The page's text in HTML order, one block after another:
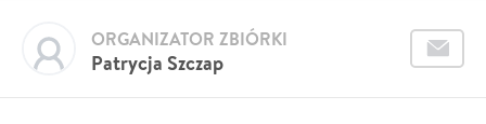
Patrycja Szczap
ORGANIZATOR ZBIÓRKI